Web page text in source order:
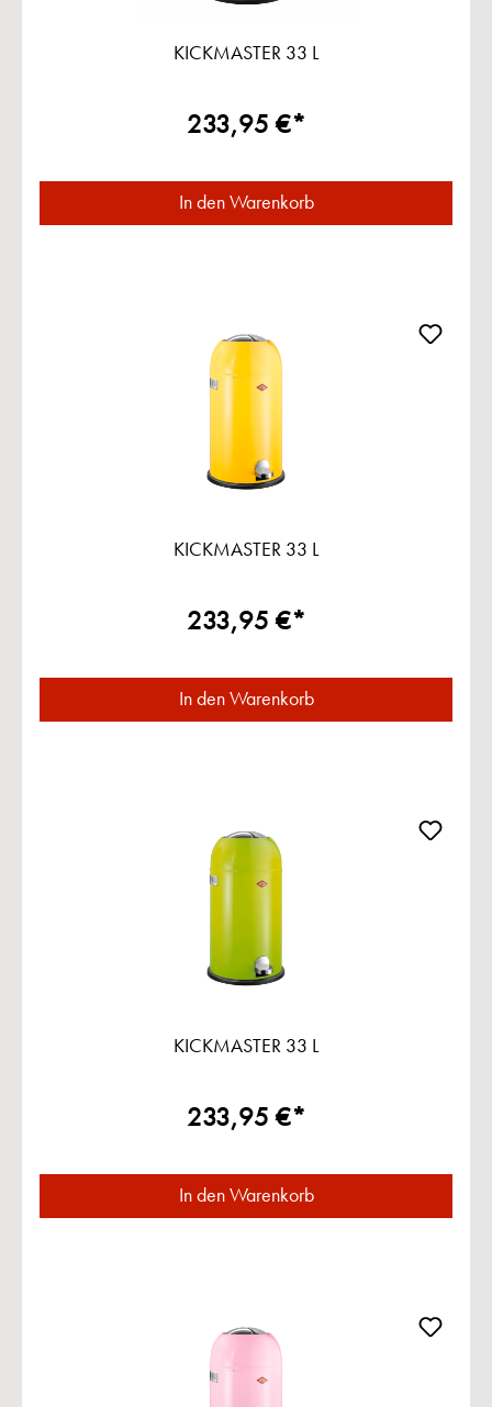
KICKMASTER 33 L
233,95 €*
In den Warenkorb
KICKMASTER 33 L
233,95 €*
In den Warenkorb
KICKMASTER 33 L
233,95 €*
In den Warenkorb